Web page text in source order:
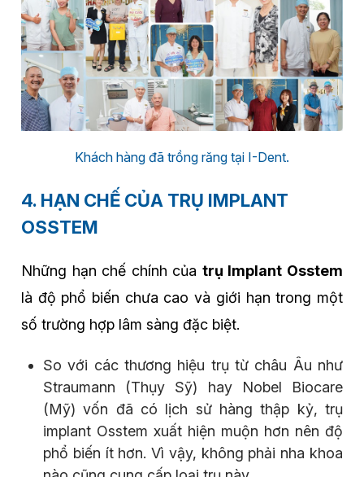
Khách hàng đã trồng răng tại I-Dent.
4. HẠN CHẾ CỦA TRỤ IMPLANT
OSSTEM
Những hạn chế chính của trụ Implant Osstem
là độ phổ biến chưa cao và giới hạn trong một
số trường hợp lâm sàng đặc biệt.
So với các thương hiệu trụ từ châu Âu như
Straumann (Thụy Sỹ) hay Nobel Biocare
(Mỹ) vốn đã có lịch sử hàng thập kỷ, trụ
implant Osstem xuất hiện muộn hơn nên độ
phổ biến ít hơn. Vì vậy, không phải nha khoa